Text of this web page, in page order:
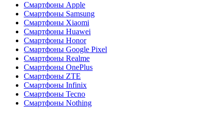
Смартфоны Apple
Смартфоны Samsung
Смартфоны Xiaomi
Смартфоны Huawei
Смартфоны Honor
Смартфоны Google Pixel
Смартфоны Realme
Смартфоны OnePlus
Смартфоны ZTE
Смартфоны Infinix
Смартфоны Tecno
Смартфоны Nothing